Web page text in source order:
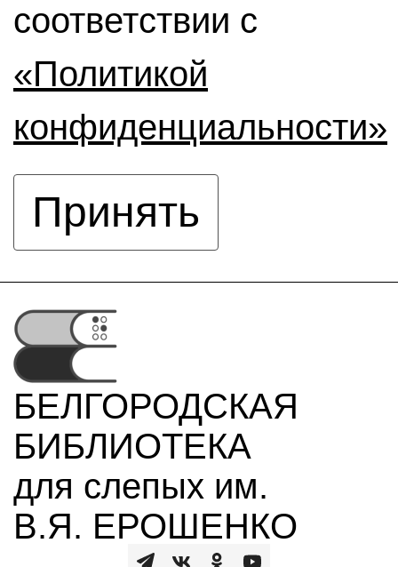
соответствии с
«Политикой
конфиденциальности»
Принять
БЕЛГОРОДСКАЯ
БИБЛИОТЕКА
для слепых им.
В.Я. ЕРОШЕНКО